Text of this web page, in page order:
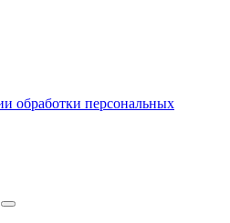
обработки персональных